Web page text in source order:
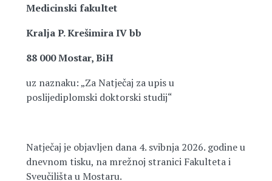
Medicinski fakultet
Kralja P. Krešimira IV bb
88 000 Mostar, BiH
uz naznaku: „Za Natječaj za upis u
poslijediplomski doktorski studij“
Natječaj je objavljen dana 4. svibnja 2026. godine u
dnevnom tisku, na mrežnoj stranici Fakulteta i
Sveučilišta u Mostaru.